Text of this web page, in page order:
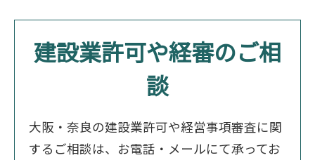
建設業許可や経審のご相
談
大阪・奈良の建設業許可や経営事項審査に関
するご相談は、お電話・メールにて承ってお